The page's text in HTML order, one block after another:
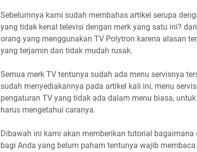
Sebelumnya kami sudah membahas artikel serupa
yang tidak kenal televisi dengan merk yang satu ini?
orang yang menggunakan TV Polytron karena alasan
yang terjamin dan tidak mudah rusak.
Semua merk TV tentunya sudah ada menu servisnya
sudah menyediakannya pada artikel kali ini, menu
pengaturan TV yang tidak ada dalam menu biasa,
harus mengetahui caranya.
Dibawah ini kami akan memberikan tutorial
bagi Anda yang belum paham tentunya wajib